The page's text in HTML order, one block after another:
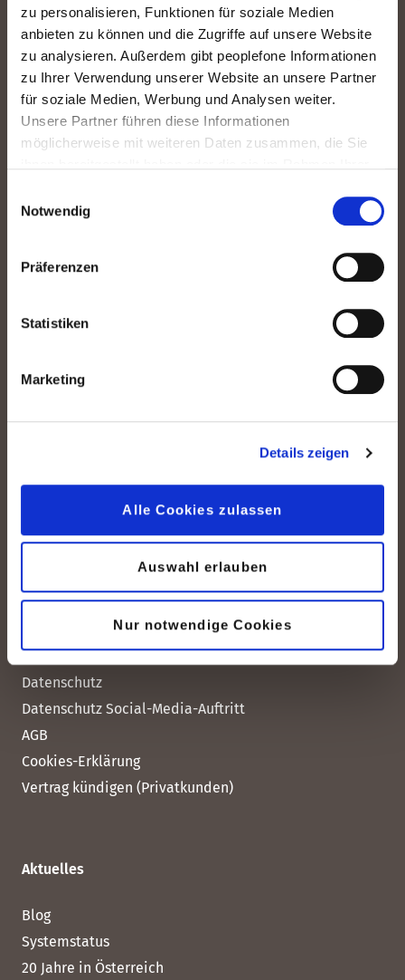
zu personalisieren, Funktionen für soziale Medien
anbieten zu können und die Zugriffe auf unsere Website
zu analysieren. Außerdem gibt peoplefone Informationen
zu Ihrer Verwendung unserer Website an unsere Partner
für soziale Medien, Werbung und Analysen weiter.
Unsere Partner führen diese Informationen
möglicherweise mit weiteren Daten zusammen, die Sie
Informationen finden Sie unter
Notwendig
Präferenzen
Statistiken
Marketing
Details zeigen
Alle Cookies zulassen
Auswahl erlauben
Nur notwendige Cookies
peoplefone Austria GmbH
Marktplatz 9
4121 Altenfelden
peoplefone HOSTED
peoplefone Rainbow™ HUB
Impressum
Datenschutz
Datenschutz Social-Media-Auftritt
AGB
Cookies-Erklärung
Vertrag kündigen (Privatkunden)
Aktuelles
Blog
Systemstatus
20 Jahre in Österreich